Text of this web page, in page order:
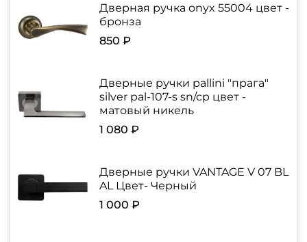
Дверная ручка onyx 55004 цвет -
бронза
850 ₽
Дверные ручки pallini "прага"
silver pal-107-s sn/cp цвет -
матовый никель
1 080 ₽
Дверные ручки VANTAGE V 07 BL
AL Цвет- Черный
1 000 ₽